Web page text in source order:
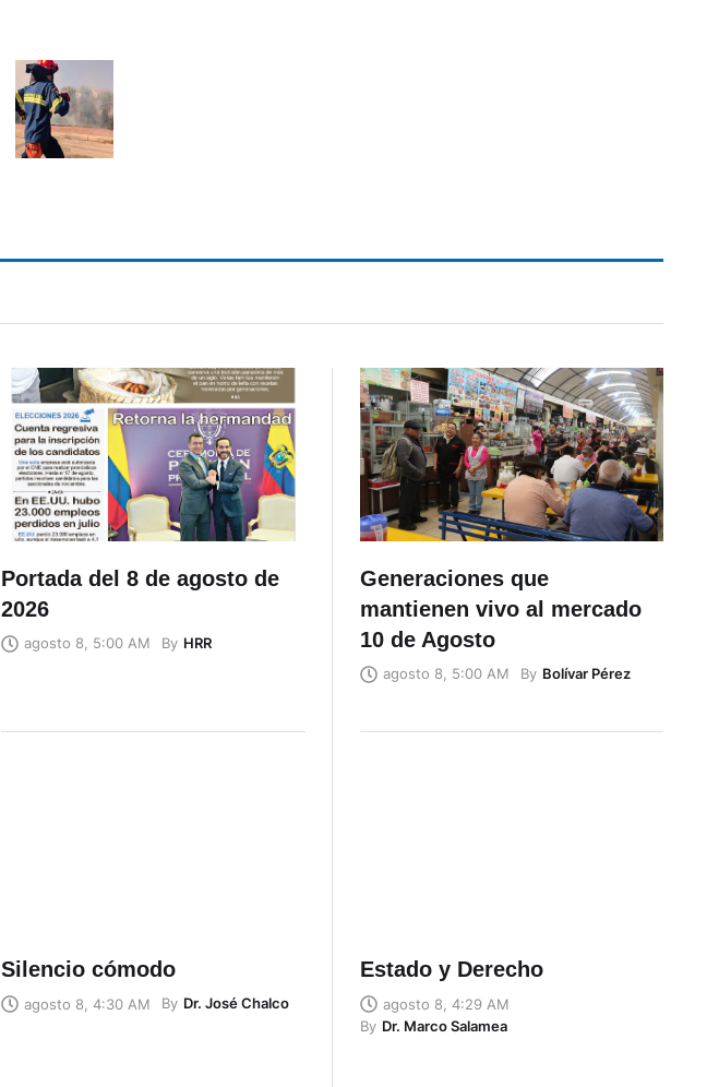
Portada del 8 de agosto de
2026
agosto 8, 5:00 AM By HRR
Generaciones que
mantienen vivo al mercado
10 de Agosto
agosto 8, 5:00 AM By Bolívar Pérez
Silencio cómodo
agosto 8, 4:30 AM By Dr. José Chalco
Estado y Derecho
agosto 8, 4:29 AM
By Dr. Marco Salamea